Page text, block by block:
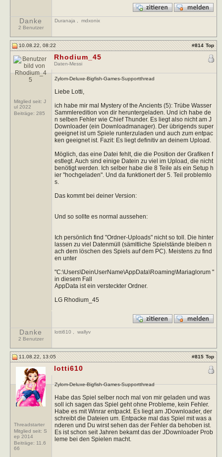
Danke
2 Benutzer
Duranaja mdxonix
10.08.22, 08:22 #814 Top
Mitglied seit: J
ul 2022
Beiträge: 285
Rhodium_45
Daten-Messi
Zylom-Deluxe-Bigfish-Games-Supportthread
Liebe Lotti,
ich habe mir mal Mystery of the Ancients (5): Trübe Wasser
Sammleredition von dir heruntergeladen. Und ich habe de
n selben Fehler wie Chief Thunder. Es liegt also nicht am J
Downloader (ein Downloadmanager). Der übrigends super
geeignet ist um Spiele runterzuladen und auch zum entpac
ken geeignet ist. Fazit: Es liegt definitiv an deinem Upload.
Möglich, das eine Datei fehlt, die die Position der Grafiken f
estlegt. Auch sind einige Datein zu viel im Upload, die nicht
benötigt werden. Ich selber habe die 8 Teile als ein Setup h
ier "hochgeladen". Und da funktionert der 5. Teil problemlo
s.
Das kommt bei deiner Version:
Und so sollte es normal aussehen:
Ich persönlich find "Ordner-Uploads" nicht so toll. Die hinter
lassen zu viel Datenmüll (sämltliche Spielstände bleiben n
ach dem löschen des Spiels auf dem PC). Meistens zu find
en unter
"C:\Users\DeinUserName\AppData\Roaming\Mariaglorum "
in diesem Fall
AppData ist ein versteckter Ordner.
LG Rhodium_45
Danke
2 Benutzer
lotti610 wallyv
11.08.22, 13:05 #815 Top
Threadstarter
Mitglied seit: S
ep 2014
Beiträge: 11.6
66
lotti610
Zylom-Deluxe-Bigfish-Games-Supportthread
Habe das Spiel selber noch mal von mir geladen und was
soll ich sagen das Spiel geht ohne Probleme, kein Fehler.
Habe es mit Winrar entpackt. Es liegt am JDownloader, der
schreibt die Dateien um. Entpacke mal das Spiel mit was a
nderen und Du wirst sehen das der Fehler da behoben ist.
Es ist schon seit Jahren bekamt das der JDownloader Prob
leme bei den Spielen macht.